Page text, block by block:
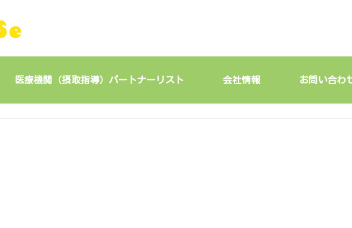
医療機関（摂取指導）パートナーリスト 会社情報 お問い合わ